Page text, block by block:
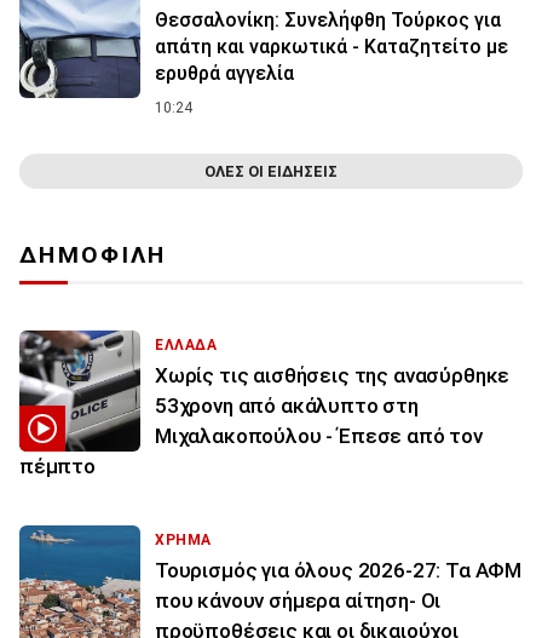
Θεσσαλονίκη: Συνελήφθη Τούρκος για
απάτη και ναρκωτικά - Καταζητείτο με
ερυθρά αγγελία
10:24
ΟΛΕΣ ΟΙ ΕΙΔΗΣΕΙΣ
ΔΗΜΟΦΙΛΗ
ΕΛΛΑΔΑ
Χωρίς τις αισθήσεις της ανασύρθηκε
53χρονη από ακάλυπτο στη
Μιχαλακοπούλου - Έπεσε από τον
πέμπτο
ΧΡΗΜΑ
Τουρισμός για όλους 2026-27: Τα ΑΦΜ
που κάνουν σήμερα αίτηση- Οι
προϋποθέσεις και οι δικαιούχοι